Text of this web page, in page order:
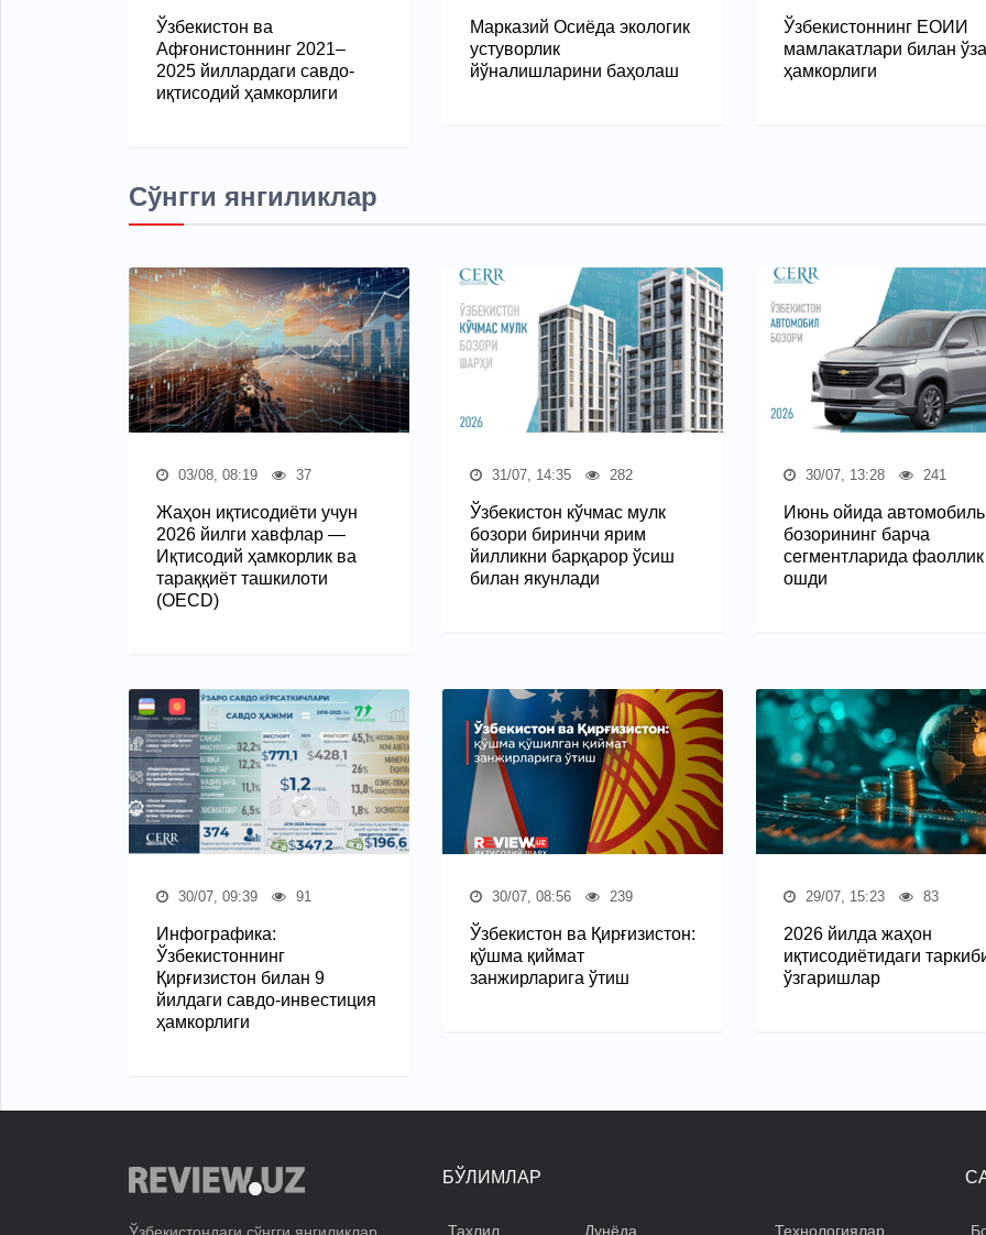
Ўзбекистон ва
Афғонистоннинг 2021–
2025 йиллардаги савдо-
иқтисодий ҳамкорлиги
Марказий Осиёда экологик
устуворлик
йўналишларини баҳолаш
Ўзбекистоннинг ЕОИИ
мамлакатлари билан
ҳамкорлиги
Сўнгги янгиликлар
03/08, 08:19 37
Жаҳон иқтисодиёти учун
2026 йилги хавфлар —
Иқтисодий ҳамкорлик ва
тараққиёт ташкилоти
(OECD)
31/07, 14:35 282
Ўзбекистон кўчмас мулк
бозори биринчи ярим
йилликни барқарор ўсиш
билан якунлади
30/07, 13:28 241
Июнь ойида автомобиль
бозорининг барча
сегментларида фаоллик
ошди
30/07, 09:39 91
Инфографика:
Ўзбекистоннинг
Қирғизистон билан 9
йилдаги савдо-инвестиция
ҳамкорлиги
30/07, 08:56 239
Ўзбекистон ва Қирғизистон:
қўшма қиймат
занжирларига ўтиш
29/07, 15:23 83
2026 йилда жаҳон
иқтисодиётидаги
ўзгаришлар
БЎЛИМЛАР
Таҳлил Дунёда Технологиялар